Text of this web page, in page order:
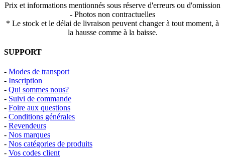
Prix et informations mentionnés sous réserve d'erreurs ou d'omission
- Photos non contractuelles
* Le stock et le délai de livraison peuvent changer à tout moment, à
la hausse comme à la baisse.
SUPPORT
- Modes de transport
- Inscription
- Qui sommes nous?
- Suivi de commande
- Foire aux questions
- Conditions générales
- Revendeurs
- Nos marques
- Nos catégories de produits
- Vos codes client